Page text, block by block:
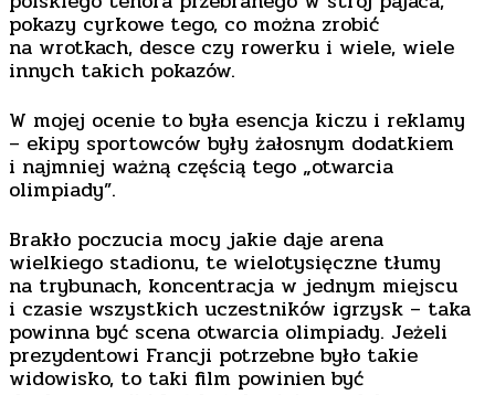
pokazy cyrkowe tego, co można zrobić
na wrotkach, desce czy rowerku i wiele, wiele
innych takich pokazów.
W mojej ocenie to była esencja kiczu i reklamy
– ekipy sportowców były żałosnym dodatkiem
i najmniej ważną częścią tego „otwarcia
olimpiady”.
Brakło poczucia mocy jakie daje arena
wielkiego stadionu, te wielotysięczne tłumy
na trybunach, koncentracja w jednym miejscu
i czasie wszystkich uczestników igrzysk – taka
powinna być scena otwarcia olimpiady. Jeżeli
prezydentowi Francji potrzebne było takie
widowisko, to taki film powinien być